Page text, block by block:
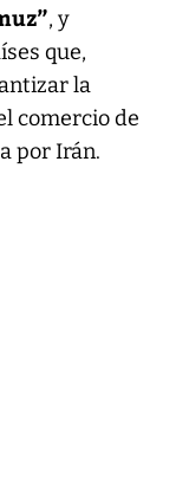
, y
que,
la
comercio de
por Irán.